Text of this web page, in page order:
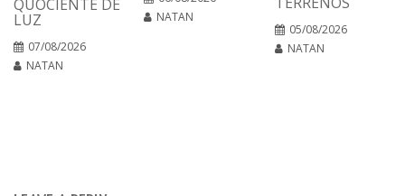
QUOCIENTE DE
LUZ
07/08/2026
NATAN
NATAN
05/08/2026
NATAN